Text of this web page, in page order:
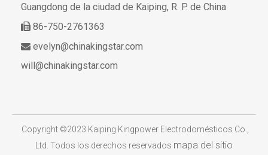
Guangdong de la ciudad de Kaiping, R. P. de China
 86-750-2761363
 evelyn@chinakingstar.com
will@chinakingstar.com
Copyright ©2023 Kaiping Kingpower Electrodomésticos Co.,
Ltd. Todos los derechos reservados mapa del sitio